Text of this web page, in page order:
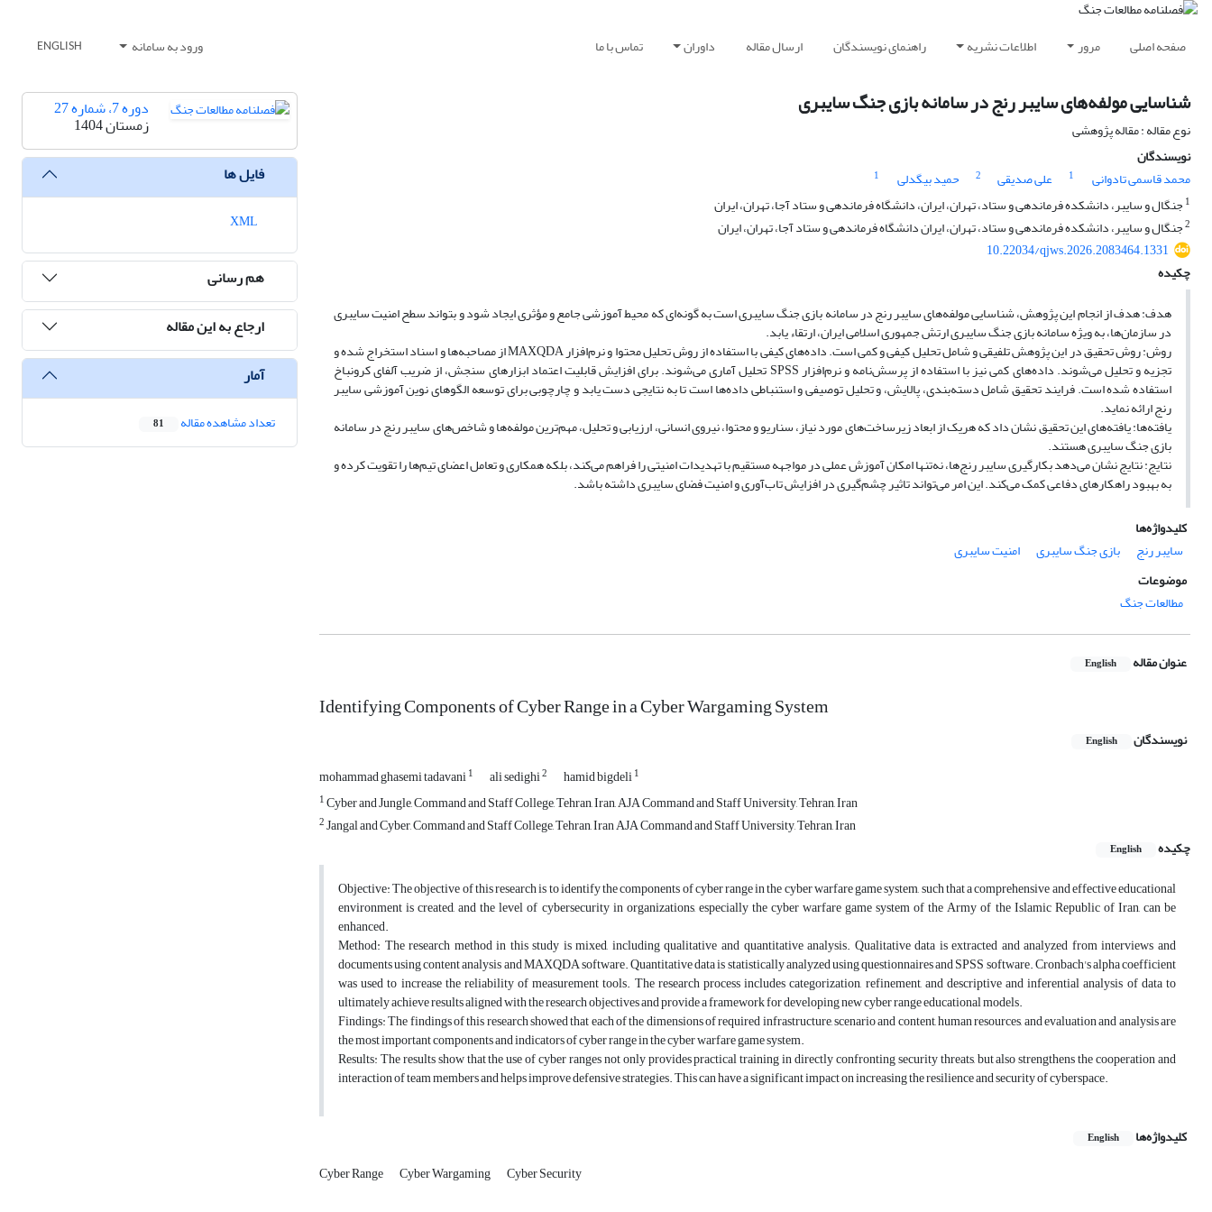
صفحه اصلی مرور اطلاعات نشریه راهنمای نویسندگان ارسال مقاله داوران تماس با ما ورود به سامانه ENGLISH
شناسایی مولفه‌های سایبر رنج در سامانه بازی جنگ سایبری
نوع مقاله : مقاله پژوهشی
نویسندگان
محمد قاسمی تادوانی
1 علی صدیقی 2 حمید بیگدلی
1
1 جنگال و سایبر، دانشکده فرماندهی و ستاد، تهران، ایران، دانشگاه فرماندهی و ستاد آجا، تهران، ایران
2جنگال و سایبر، دانشکده فرماندهی و ستاد، تهران، ایران دانشگاه فرماندهی و ستاد آجا، تهران، ایران
10.22034/qjws.2026.2083464.1331
چکیده
هدف: هدف از انجام این پژوهش، شناسایی مولفه‌های سایبر رنج در سامانه بازی جنگ سایبری است به گونه‌ای که محیط آموزشی جامع و مؤثری ایجاد شود و بتواند سطح امنیت سایبری
در سازمان‌ها، به ویژه سامانه بازی جنگ سایبری ارتش جمهوری اسلامی ایران، ارتقاء یابد.
روش: روش تحقیق در این پژوهش تلفیقی و شامل تحلیل کیفی و کمی است. داده‌های کیفی با استفاده از روش تحلیل محتوا و نرم‌افزار MAXQDA از مصاحبه‌ها و اسناد استخراج شده و
تجزیه و تحلیل می‌شوند. داده‌های کمی نیز با استفاده از پرسش‌نامه و نرم‌افزار SPSS تحلیل آماری می‌شوند. برای افزایش قابلیت اعتماد ابزارهای سنجش، از ضریب آلفای کرونباخ
استفاده شده است. فرایند تحقیق شامل دسته‌بندی، پالایش، و تحلیل توصیفی و استنباطی داده‌ها است تا به نتایجی دست یابد و چارچوبی برای توسعه الگوهای نوین آموزشی سایبر
رنج ارائه نماید.
یافته‌ها: یافته‌های این تحقیق نشان داد که هریک از ابعاد زیرساخت‌های مورد نیاز، سناریو و محتوا، نیروی انسانی، ارزیابی و تحلیل، مهم‌ترین مولفه‌ها و شاخص‌های سایبر رنج در سامانه
بازی جنگ سایبری هستند.
نتایج: نتایج نشان می‌دهد بکارگیری سایبر رنج‌ها، نه‌تنها امکان آموزش عملی در مواجهه مستقیم با تهدیدات امنیتی را فراهم می‌کند، بلکه همکاری و تعامل اعضای تیم‌ها را تقویت کرده و
به بهبود راهکارهای دفاعی کمک می‌کند. این امر می‌تواند تاثیر چشم‌گیری در افزایش تاب‌آوری و امنیت فضای سایبری داشته باشد.
کلیدواژه‌ها
سایبر رنج
بازی جنگ سایبری
امنیت سایبری
موضوعات
مطالعات جنگ
عنوان مقاله English
Identifying Components of Cyber Range in a Cyber Wargaming System
نویسندگان English
mohammad ghasemi tadavani1 ali sedighi2 hamid bigdeli1
1Cyber and Jungle, Command and Staff College, Tehran, Iran, AJA Command and Staff University, Tehran, Iran
2Jangal and Cyber, Command and Staff College, Tehran, Iran AJA Command and Staff University, Tehran, Iran
چکیده
English
Objective: The objective of this research is to identify the components of cyber range in the cyber warfare game system, such that a comprehensive and effective educational
environment is created, and the level of cybersecurity in organizations, especially the cyber warfare game system of the Army of the Islamic Republic of Iran, can be
enhanced.
Method: The research method in this study is mixed, including qualitative and quantitative analysis. Qualitative data is extracted and analyzed from interviews and
documents using content analysis and MAXQDA software. Quantitative data is statistically analyzed using questionnaires and SPSS software. Cronbach's alpha coefficient
was used to increase the reliability of measurement tools. The research process includes categorization, refinement, and descriptive and inferential analysis of data to
ultimately achieve results aligned with the research objectives and provide a framework for developing new cyber range educational models.
Findings: The findings of this research showed that each of the dimensions of required infrastructure, scenario and content, human resources, and evaluation and analysis are
the most important components and indicators of cyber range in the cyber warfare game system.
Results: The results show that the use of cyber ranges not only provides practical training in directly confronting security threats, but also strengthens the cooperation and
interaction of team members and helps improve defensive strategies. This can have a significant impact on increasing the resilience and security of cyberspace.
کلیدواژه‌ها English
Cyber Range Cyber Wargaming Cyber Security
دوره 7، شماره 27
زمستان 1404
فایل ها
هم رسانی
ارجاع به این مقاله
آمار
تعداد مشاهده مقاله 81